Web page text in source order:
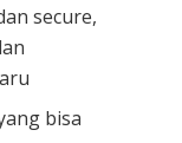
secure,
bisa